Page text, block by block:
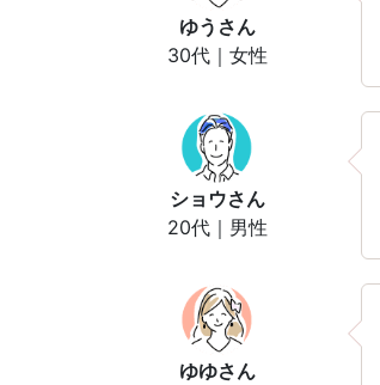
ゆう さん
30代｜女性
ショウさん
20代｜男性
ゆゆさん